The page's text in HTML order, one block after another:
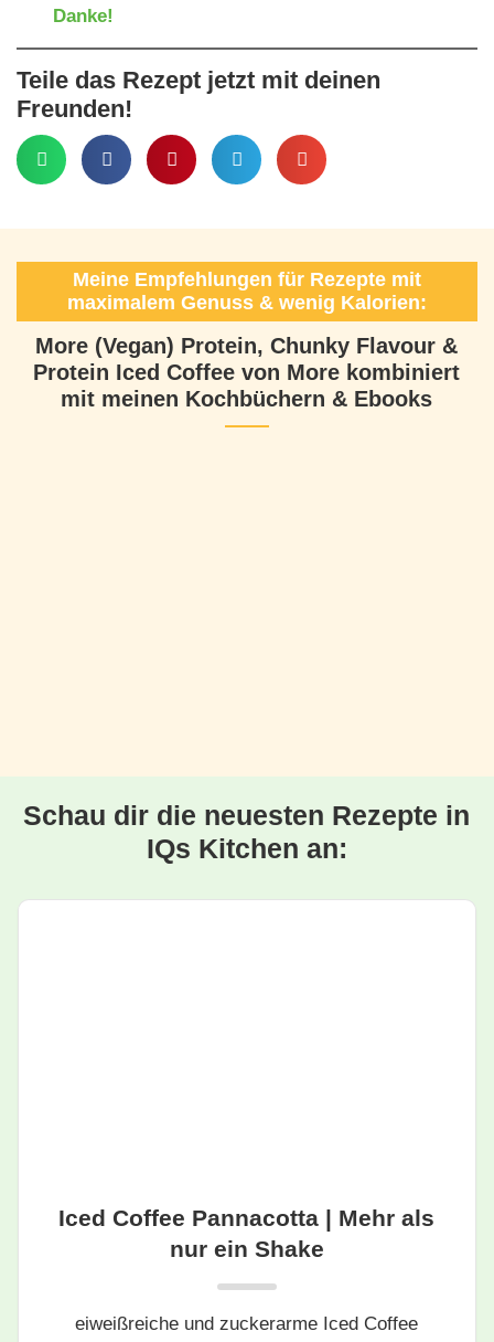
Danke!
Teile das Rezept jetzt mit deinen
Freunden!
Meine Empfehlungen für Rezepte mit
maximalem Genuss & wenig Kalorien:
More (Vegan) Protein, Chunky Flavour &
Protein Iced Coffee von More kombiniert
mit meinen Kochbüchern & Ebooks
Schau dir die neuesten Rezepte in
IQs Kitchen an:
Iced Coffee Pannacotta | Mehr als
nur ein Shake
eiweißreiche und zuckerarme Iced Coffee